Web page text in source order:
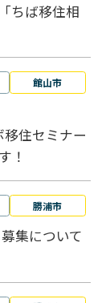
ちば移住相
館山市
住セミナー
！
勝浦市
集について